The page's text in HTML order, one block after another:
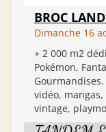
BROC
Dimanche 16
+ 2 000 m2
Pokémon,
vidéo,
vintage,